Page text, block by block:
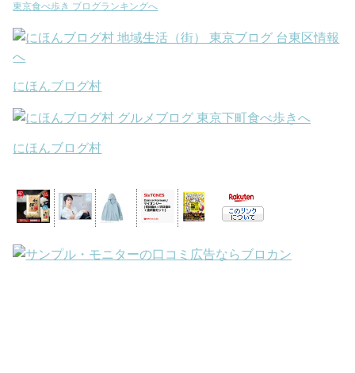
東京食べ歩き ブログランキングへ
にほんブログ村
にほんブログ村